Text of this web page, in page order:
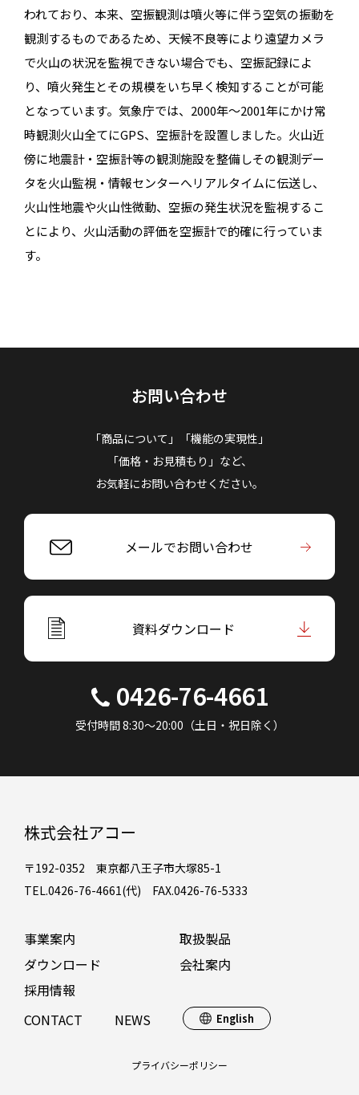
われており、本来、空振観測は噴火等に伴う空気の振動を
観測するものであるため、天候不良等により遠望カメラ
で火山の状況を監視できない場合でも、空振記録によ
り、噴火発生とその規模をいち早く検知することが可能
となっています。気象庁では、2000年～2001年にかけ常
時観測火山全てにGPS、空振計を設置しました。火山近
傍に地震計・空振計等の観測施設を整備しその観測デー
タを火山監視・情報センターへリアルタイムに伝送し、
火山性地震や火山性微動、空振の発生状況を監視するこ
とにより、火山活動の評価を空振計で的確に行っていま
す。
お問い合わせ
「商品について」「機能の実現性」
「価格・お見積もり」など、
お気軽にお問い合わせください。
メールでお問い合わせ
資料ダウンロード
0426-76-4661
受付時間 8:30～20:00（土日・祝日除く）
株式会社アコー
〒192-0352 東京都八王子市大塚85-1
TEL.0426-76-4661(代) FAX.0426-76-5333
事業案内
取扱製品
ダウンロード
会社案内
採用情報
CONTACT
NEWS English
プライバシーポリシー